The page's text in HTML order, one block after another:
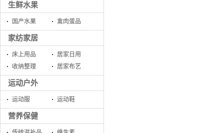
生鲜水果
国产水果 禽肉蛋品
家纺家居
床上用品
居家日用
收纳整理
居家布艺
运动户外
运动服 运动鞋
营养保健